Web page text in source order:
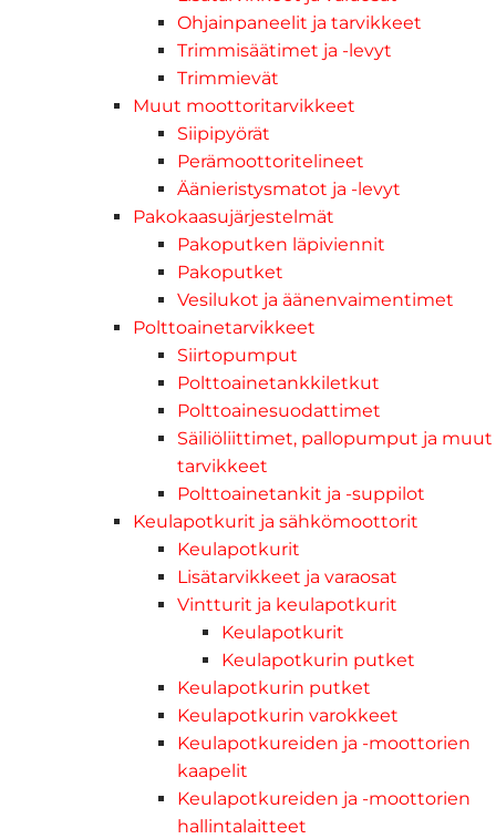
Ohjainpaneelit ja tarvikkeet
Trimmisäätimet ja -levyt
Trimmievät
Muut moottoritarvikkeet
Siipipyörät
Perämoottoritelineet
Äänieristysmatot ja -levyt
Pakokaasujärjestelmät
Pakoputken läpiviennit
Pakoputket
Vesilukot ja äänenvaimentimet
Polttoainetarvikkeet
Siirtopumput
Polttoainetankkiletkut
Polttoainesuodattimet
Säiliöliittimet, pallopumput ja muut
tarvikkeet
Polttoainetankit ja -suppilot
Keulapotkurit ja sähkömoottorit
Keulapotkurit
Lisätarvikkeet ja varaosat
Vintturit ja keulapotkurit
Keulapotkurit
Keulapotkurin putket
Keulapotkurin putket
Keulapotkurin varokkeet
Keulapotkureiden ja -moottorien
kaapelit
Keulapotkureiden ja -moottorien
hallintalaitteet